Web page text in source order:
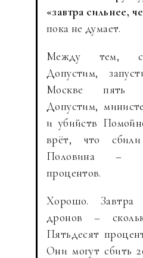
«завтра сильнее,
пока не думает.
Между тем,
Допустим,
Москве пять
Допустим,
и убийств
врёт, что
Половина –
процентов.
Хорошо. Завтра
дронов –
Пятьдесят
Они могут сбить